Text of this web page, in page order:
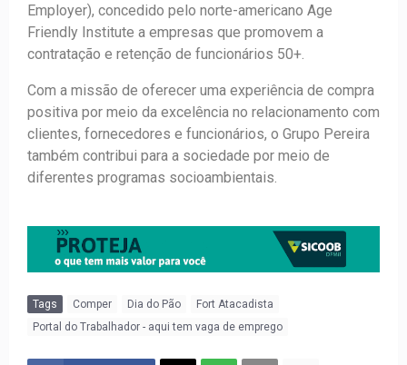
Employer), concedido pelo norte-americano Age
Friendly Institute a empresas que promovem a
contratação e retenção de funcionários 50+.
Com a missão de oferecer uma experiência de compra
positiva por meio da excelência no relacionamento com
clientes, fornecedores e funcionários, o Grupo Pereira
também contribui para a sociedade por meio de
diferentes programas socioambientais.
Tags Comper Dia do Pão
Fort Atacadista
Portal do Trabalhador - aqui tem vaga de emprego